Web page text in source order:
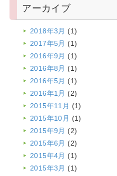
アーカイブ
2018年3月 (1)
2017年5月 (1)
2016年9月 (1)
2016年8月 (1)
2016年5月 (1)
2016年1月 (2)
2015年11月 (1)
2015年10月 (1)
2015年9月 (2)
2015年6月 (2)
2015年4月 (1)
2015年3月 (1)